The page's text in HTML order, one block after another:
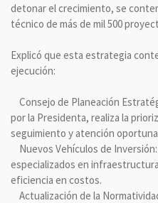
detonar el crecimiento, se
técnico de más de mil 500
Explicó que esta estrategia
ejecución:
Consejo de Planeación
por la Presidenta, realiza la
seguimiento y atención
Nuevos Vehículos de
especializados en
eficiencia en costos.
Actualización de la